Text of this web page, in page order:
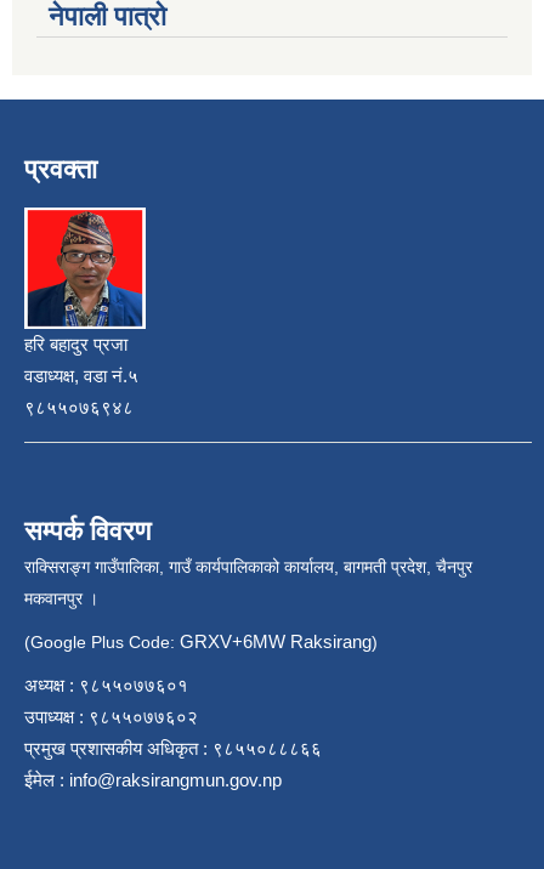
नेपाली पात्रो
प्रवक्ता
हरि बहादुर प्रजा
वडाध्यक्ष, वडा नं.५
९८५५०७६९४८
सम्पर्क विवरण
राक्सिराङ्ग गाउँपालिका, गाउँ कार्यपालिकाको कार्यालय, बागमती प्रदेश, चैनपुर
मकवानपुर ।
(Google Plus Code: GRXV+6MW Raksirang)
अध्यक्ष : ९८५५०७७६०१
उपाध्यक्ष : ९८५५०७७६०२
प्रमुख प्रशासकीय अधिकृत : ९८५५०८८८६६
ईमेल : info@raksirangmun.gov.np